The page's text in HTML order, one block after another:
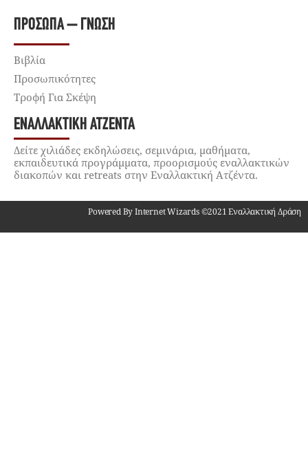
ΠΡΌΣΩΠΑ – ΓΝΏΣΗ
Βιβλία
Προσωπικότητες
Τροφή Για Σκέψη
ΕΝΑΛΛΑΚΤΙΚΉ ΑΤΖΈΝΤΑ
Δείτε χιλιάδες εκδηλώσεις, σεμινάρια, μαθήματα,
εκπαιδευτικά προγράμματα, προορισμούς εναλλακτικών
διακοπών και retreats στην Εναλλακτική Ατζέντα.
Powered By Internet Wizards ©2021 Εναλλακτική Δράση